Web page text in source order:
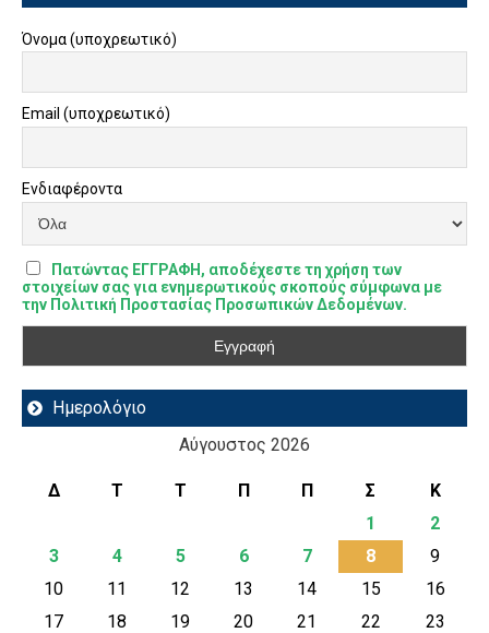
Όνομα (υποχρεωτικό)
Email (υποχρεωτικό)
Ενδιαφέροντα
Πατώντας ΕΓΓΡΑΦΗ, αποδέχεστε τη χρήση των
στοιχείων σας για ενημερωτικούς σκοπούς σύμφωνα με
την Πολιτική Προστασίας Προσωπικών Δεδομένων.
Ημερολόγιο
Αύγουστος 2026
Δ Τ Τ Π Π Σ
Κ
1
2
3
4 5 6 7 8
9
10
11 12 13 14 15
16
17
18 19 20 21 22
23